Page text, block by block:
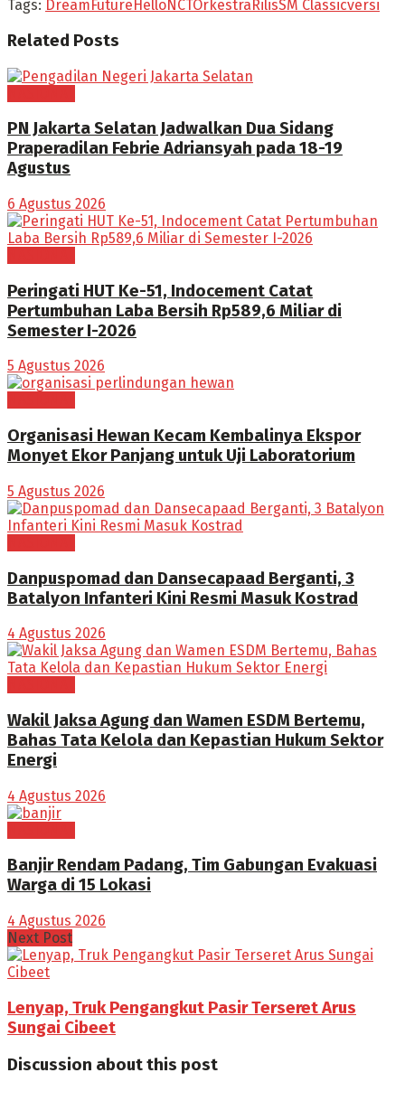
Tags: Dream Future HelloNCTOrkestra RilisSM Classicversi
Related Posts
PN Jakarta Selatan Jadwalkan Dua Sidang
Praperadilan Febrie Adriansyah pada 18-19
Agustus
6 Agustus 2026
Peringati HUT Ke-51, Indocement Catat
Pertumbuhan Laba Bersih Rp589,6 Miliar di
Semester I-2026
5 Agustus 2026
Organisasi Hewan Kecam Kembalinya Ekspor
Monyet Ekor Panjang untuk Uji Laboratorium
5 Agustus 2026
Danpuspomad dan Dansecapaad Berganti, 3
Batalyon Infanteri Kini Resmi Masuk Kostrad
4 Agustus 2026
Wakil Jaksa Agung dan Wamen ESDM Bertemu,
Bahas Tata Kelola dan Kepastian Hukum Sektor
Energi
4 Agustus 2026
Banjir Rendam Padang, Tim Gabungan Evakuasi
Warga di 15 Lokasi
4 Agustus 2026
Next Post
Lenyap, Truk Pengangkut Pasir Terseret Arus
Sungai Cibeet
Discussion about this post